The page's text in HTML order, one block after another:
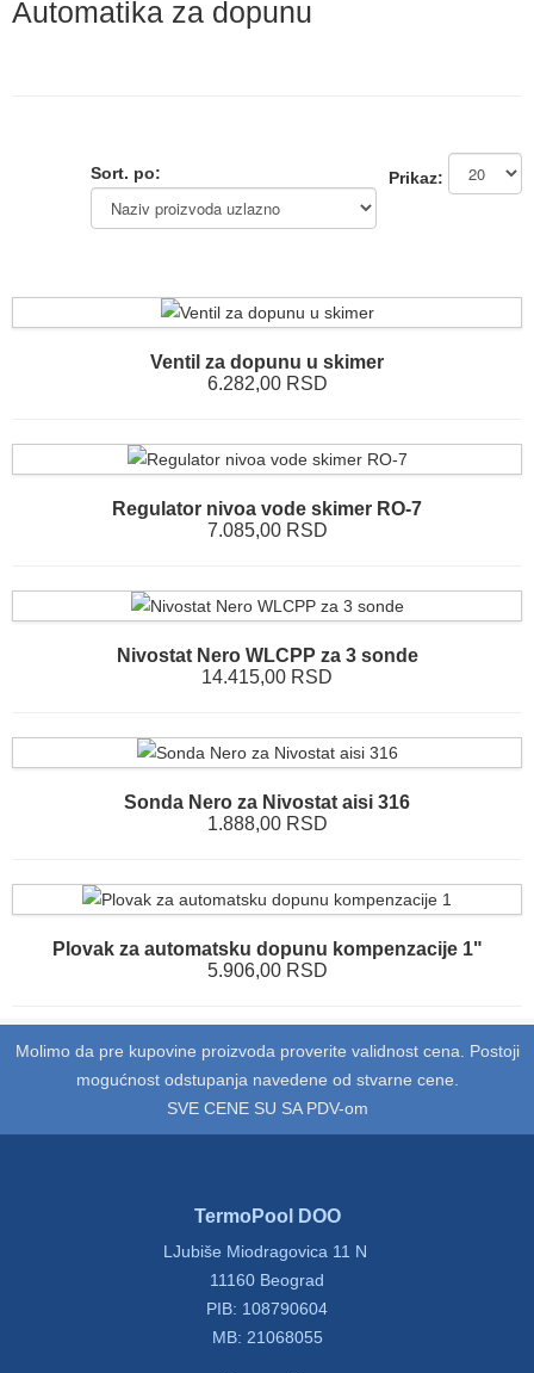
Automatika za dopunu
Prikaz:
Sort. po:
Ventil za dopunu u skimer
6.282,00 RSD
Regulator nivoa vode skimer RO-7
7.085,00 RSD
Nivostat Nero WLCPP za 3 sonde
14.415,00 RSD
Sonda Nero za Nivostat aisi 316
1.888,00 RSD
Plovak za automatsku dopunu kompenzacije 1"
5.906,00 RSD
Molimo da pre kupovine proizvoda proverite validnost cena. Postoji
mogućnost odstupanja navedene od stvarne cene.
SVE CENE SU SA PDV-om
TermoPool DOO
LJubiše Miodragovica 11 N
11160 Beograd
PIB: 108790604
MB: 21068055